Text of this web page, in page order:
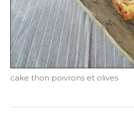
cake thon poivrons et olives